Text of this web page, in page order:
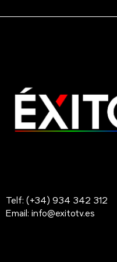
Telf: (+34) 934 342 312
Email: info@exitotv.es